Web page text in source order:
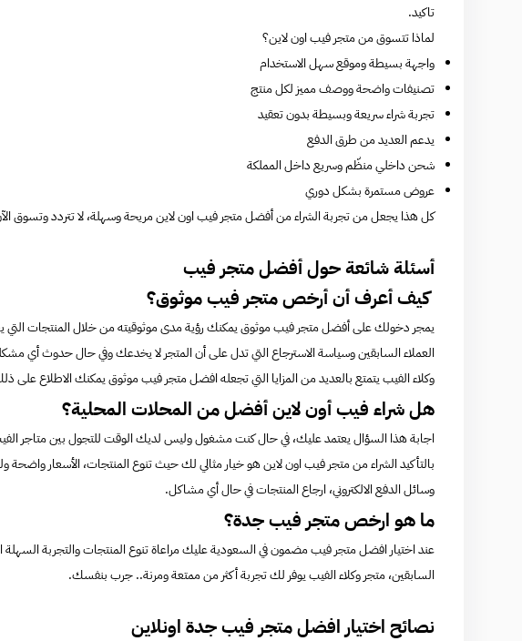
تاكيد.
لماذا تتسوق من متجر فيب اون لاين؟
واجهة بسيطة وموقع سهل الاستخدام
تصنيفات واضحة ووصف مميز لكل منتج
تجربة شراء سريعة وبسيطة بدون تعقيد
يدعم العديد من طرق الدفع
شحن داخلي منظّم وسريع داخل المملكة
عروض مستمرة بشكل دوري
كل هذا يجعل من تجربة الشراء من أفضل متجر فيب اون لاين مريحة وسهلة، لا تتردد وتسوق
أسئلة شائعة حول أفضل متجر فيب
كيف أعرف أن أرخص متجر فيب موثوق؟
يمجر دخولك على أفضل متجر فيب موثوق يمكنك رؤية مدى موثوقيته من خلال المنتجات التي
العملاء السابقين وسياسة الاسترجاع التي تدل على أن المتجر لا يخدعك وفي حال حدوث أي
وكلاء الفيب يتمتع بالعديد من المزايا التي تجعله افضل متجر فيب موثوق يمكنك الاطلاع
هل شراء فيب أون لاين أفضل من المحلات المحلية؟
اجابة هذا السؤال يعتمد عليك، في حال كنت مشغول وليس لديك الوقت للتجول بين متاجر الفيب
بالتأكيد الشراء من متجر فيب اون لاين هو خيار مثالي لك حيث تنوع المنتجات، الأسعار
وسائل الدفع الالكتروني، ارجاع المنتجات في حال أي مشاكل.
ما هو ارخص متجر فيب جدة؟
عند اختيار افضل متجر فيب مضمون في السعودية عليك مراعاة تنوع المنتجات والتجربة السهلة
السابقين، متجر وكلاء الفيب يوفر لك تجربة أكثر من ممتعة ومرنة.. جرب بنفسك.
نصائح اختيار افضل متجر فيب جدة اونلاين